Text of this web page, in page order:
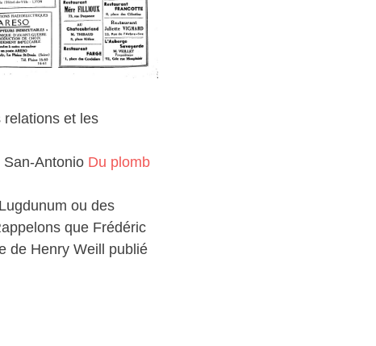
relations et les
San-Antonio Du plomb
ou des
que Frédéric
de Henry Weill publié